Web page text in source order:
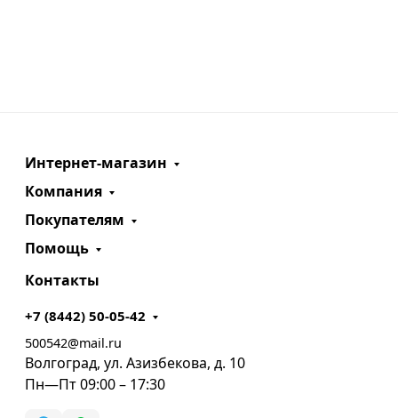
Интернет-магазин
Компания
Покупателям
Помощь
Контакты
+7 (8442) 50-05-42
500542@mail.ru
Волгоград, ул. Азизбекова, д. 10
Пн—Пт 09:00 – 17:30